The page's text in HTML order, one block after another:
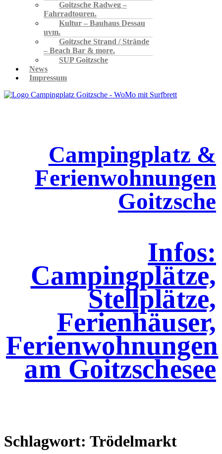
Goitzsche Radweg –
Fahrradtouren.
Kultur – Bauhaus Dessau
uvm.
Goitzsche Strand / Strände
– Beach Bar & more.
SUP Goitzsche
News
Impressum
Campingplatz &
Ferienwohnungen
Goitzsche
Infos:
Campingplätze,
Stellplätze,
Ferienhäuser,
Ferienwohnungen
am Goitzschesee
Schlagwort: Trödelmarkt